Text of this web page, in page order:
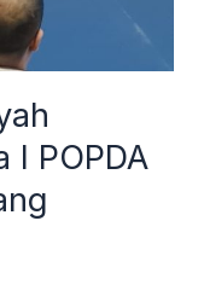
I POPDA